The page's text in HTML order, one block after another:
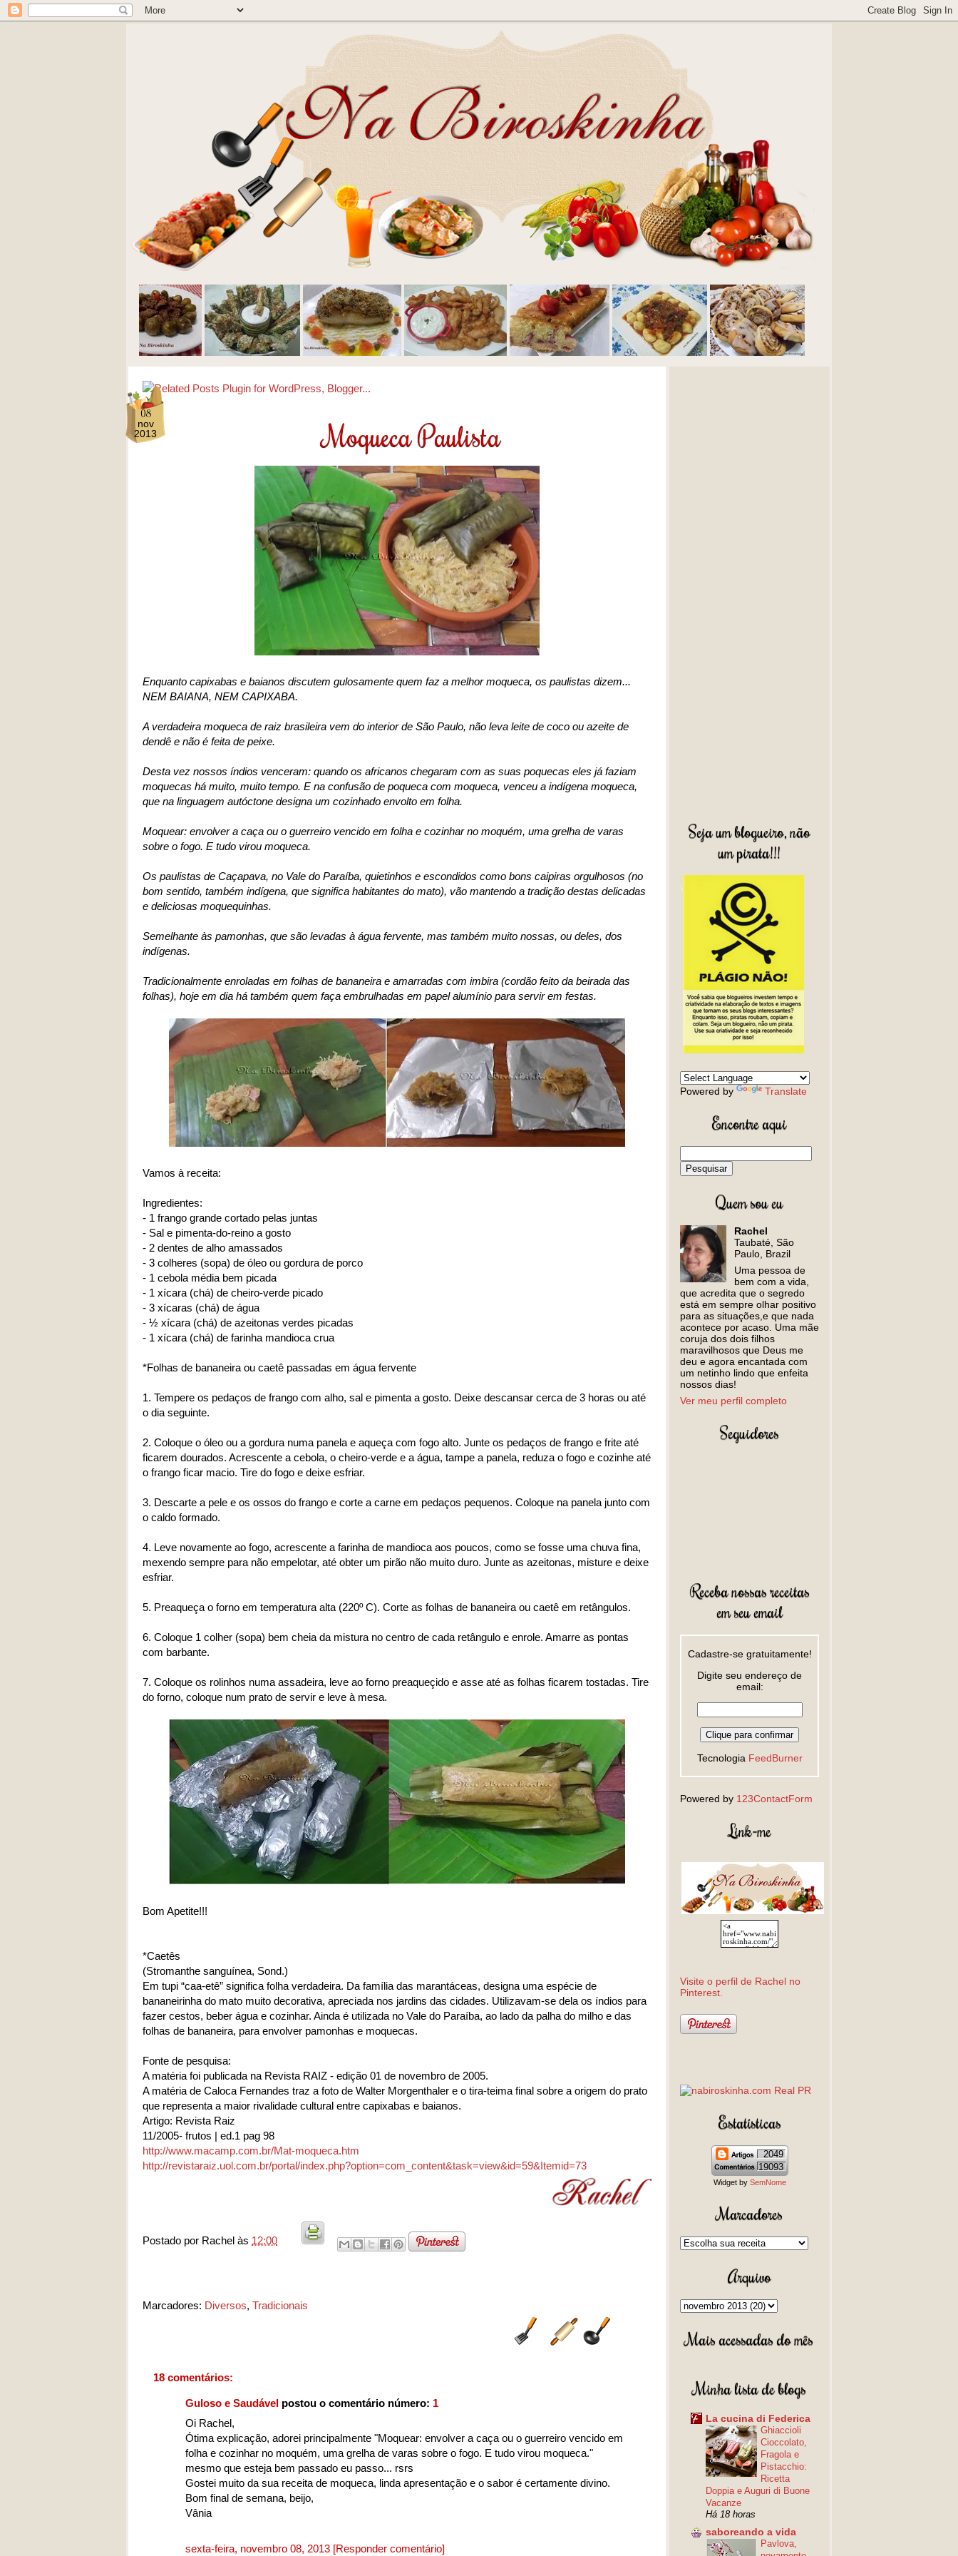
08
nov
2013
Moqueca Paulista
Enquanto capixabas e baianos discutem gulosamente quem faz a melhor moqueca, os paulistas dizem...
NEM BAIANA, NEM CAPIXABA.
A verdadeira moqueca de raiz brasileira vem do interior de São Paulo, não leva leite de coco ou azeite de
dendê e não é feita de peixe.
Desta vez nossos índios venceram: quando os africanos chegaram com as suas poquecas eles já faziam
moquecas há muito, muito tempo. E na confusão de poqueca com moqueca, venceu a indígena moqueca,
que na linguagem autóctone designa um cozinhado envolto em folha.
Moquear: envolver a caça ou o guerreiro vencido em folha e cozinhar no moquém, uma grelha de varas
sobre o fogo. E tudo virou moqueca.
Os paulistas de Caçapava, no Vale do Paraíba, quietinhos e escondidos como bons caipiras orgulhosos (no
bom sentido, também indígena, que significa habitantes do mato), vão mantendo a tradição destas delicadas
e deliciosas moquequinhas.
Semelhante às pamonhas, que são levadas à água fervente, mas também muito nossas, ou deles, dos
indígenas.
Tradicionalmente enroladas em folhas de bananeira e amarradas com imbira (cordão feito da beirada das
folhas), hoje em dia há também quem faça embrulhadas em papel alumínio para servir em festas.
Vamos à receita:
Ingredientes:
- 1 frango grande cortado pelas juntas
- Sal e pimenta-do-reino a gosto
- 2 dentes de alho amassados
- 3 colheres (sopa) de óleo ou gordura de porco
- 1 cebola média bem picada
- 1 xícara (chá) de cheiro-verde picado
- 3 xícaras (chá) de água
- ½ xícara (chá) de azeitonas verdes picadas
- 1 xícara (chá) de farinha mandioca crua
*Folhas de bananeira ou caetê passadas em água fervente
1. Tempere os pedaços de frango com alho, sal e pimenta a gosto. Deixe descansar cerca de 3 horas ou até
o dia seguinte.
2. Coloque o óleo ou a gordura numa panela e aqueça com fogo alto. Junte os pedaços de frango e frite até
ficarem dourados. Acrescente a cebola, o cheiro-verde e a água, tampe a panela, reduza o fogo e cozinhe até
o frango ficar macio. Tire do fogo e deixe esfriar.
3. Descarte a pele e os ossos do frango e corte a carne em pedaços pequenos. Coloque na panela junto com
o caldo formado.
4. Leve novamente ao fogo, acrescente a farinha de mandioca aos poucos, como se fosse uma chuva fina,
mexendo sempre para não empelotar, até obter um pirão não muito duro. Junte as azeitonas, misture e deixe
esfriar.
5. Preaqueça o forno em temperatura alta (220º C). Corte as folhas de bananeira ou caetê em retângulos.
6. Coloque 1 colher (sopa) bem cheia da mistura no centro de cada retângulo e enrole. Amarre as pontas
com barbante.
7. Coloque os rolinhos numa assadeira, leve ao forno preaqueçido e asse até as folhas ficarem tostadas. Tire
do forno, coloque num prato de servir e leve à mesa.
Bom Apetite!!!
*Caetês
(Stromanthe sanguínea, Sond.)
Em tupi “caa-etê” significa folha verdadeira. Da família das marantáceas, designa uma espécie de
bananeirinha do mato muito decorativa, apreciada nos jardins das cidades. Utilizavam-se dela os índios para
fazer cestos, beber água e cozinhar. Ainda é utilizada no Vale do Paraíba, ao lado da palha do milho e das
folhas de bananeira, para envolver pamonhas e moquecas.
Fonte de pesquisa:
A matéria foi publicada na Revista RAIZ - edição 01 de novembro de 2005.
A matéria de Caloca Fernandes traz a foto de Walter Morgenthaler e o tira-teima final sobre a origem do prato
que representa a maior rivalidade cultural entre capixabas e baianos.
Artigo: Revista Raiz
11/2005- frutos | ed.1 pag 98
http://www.macamp.com.br/Mat-moqueca.htm
http://revistaraiz.uol.com.br/portal/index.php?option=com_content&task=view&id=59&Itemid=73
Postado por Rachel às 12:00
Marcadores: Diversos, Tradicionais
18 comentários:
Guloso e Saudável postou o comentário número: 1
Oi Rachel,
Ótima explicação, adorei principalmente "Moquear: envolver a caça ou o guerreiro vencido em
folha e cozinhar no moquém, uma grelha de varas sobre o fogo. E tudo virou moqueca."
mesmo que esteja bem passado eu passo... rsrs
Gostei muito da sua receita de moqueca, linda apresentação e o sabor é certamente divino.
Bom final de semana, beijo,
Vânia
sexta-feira, novembro 08, 2013 [Responder comentário]
Seja um blogueiro, não
um pirata!!!
Powered by Translate
Encontre aqui
Quem sou eu
Rachel
Taubaté, São
Paulo, Brazil
Uma pessoa de
bem com a vida,
que acredita que o segredo
está em sempre olhar positivo
para as situações,e que nada
acontece por acaso. Uma mãe
coruja dos dois filhos
maravilhosos que Deus me
deu e agora encantada com
um netinho lindo que enfeita
nossos dias!
Ver meu perfil completo
Seguidores
Receba nossas receitas
em seu email
Cadastre-se gratuitamente!
Digite seu endereço de
email:
Tecnologia FeedBurner
Powered by 123ContactForm
Link-me
Visite o perfil de Rachel no
Pinterest.
Estatísticas
2049
19093
Widget by SemNome
Marcadores
Arquivo
Mais acessadas do mês
Minha lista de blogs
La cucina di Federica
Ghiaccioli
Cioccolato,
Fragola e
Pistacchio:
Ricetta
Doppia e Auguri di Buone
Vacanze
Há 18 horas
saboreando a vida
Pavlova,